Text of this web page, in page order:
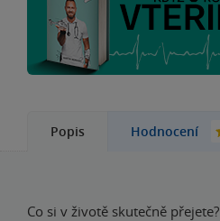
Popis Hodnocení
Co si v životě skutečně přejete?